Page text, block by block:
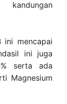
kandungan
ini mencapai
ini juga
serta ada
Magnesium